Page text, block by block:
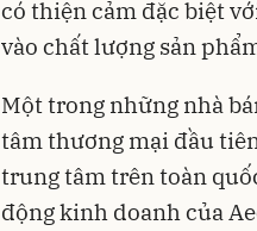
có thiện cảm đặc biệt
vào chất lượng sản
Một trong những nhà
tâm thương mại đầu
trung tâm trên toàn
động kinh doanh của